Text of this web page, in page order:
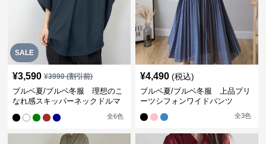
SALE
¥3,590 ¥3990(割引前)
ブルベ夏/ブルベ冬服 理想のこ
なれ感スキッパーネックドルマ
全6色
¥4,490 (税込)
ブルベ夏/ブルベ冬服 上品プリ
ーツシフォンワイドパンツ
全3色